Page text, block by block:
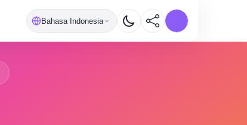
Bahasa Indonesia